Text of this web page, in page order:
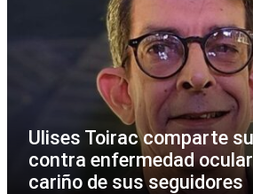
Ulises Toirac comparte
contra enfermedad
cariño de sus seguidores